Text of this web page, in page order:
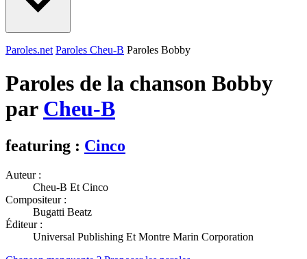
Paroles.net Paroles Cheu-B Paroles Bobby
Paroles de la chanson Bobby
par Cheu-B
featuring : Cinco
Auteur :
Cheu-B Et Cinco
Compositeur :
Bugatti Beatz
Éditeur :
Universal Publishing Et Montre Marin Corporation